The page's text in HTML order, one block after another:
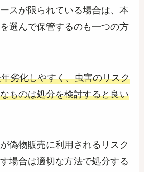
スが限られている場合は、本
選んで保管するのも一つの方
劣化しやすく、虫害のリスク
ものは処分を検討すると良い
偽物販売に利用されるリスク
場合は適切な方法で処分する